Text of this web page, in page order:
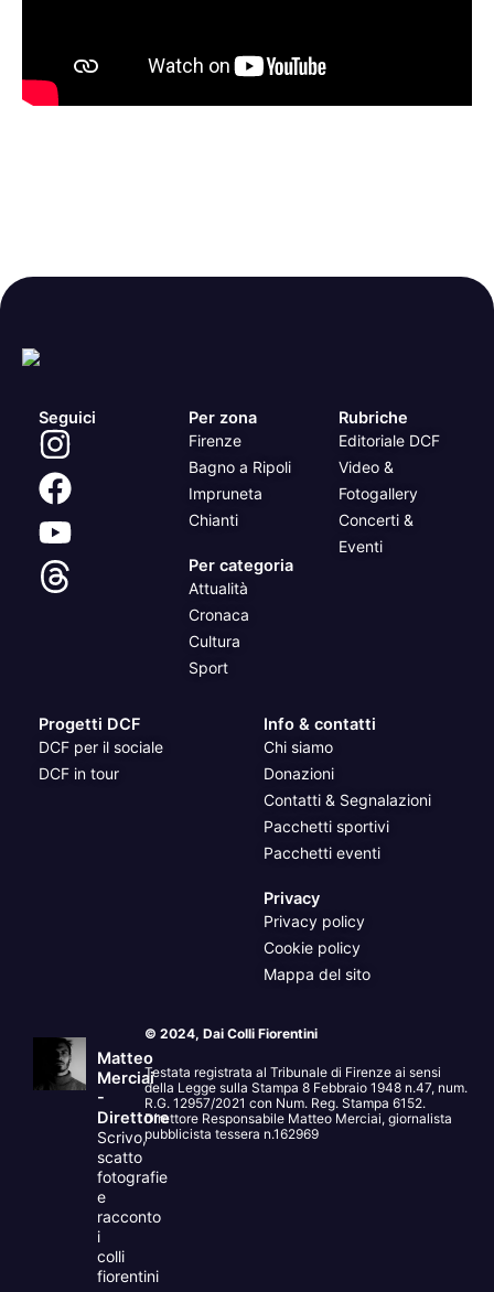
Seguici Per zona
Firenze
Bagno a Ripoli
Impruneta
Chianti
Per categoria
Attualità
Cronaca
Cultura
Sport
Rubriche
Editoriale DCF
Video &
Fotogallery
Concerti &
Eventi
Progetti DCF
DCF per il sociale
DCF in tour
Info & contatti
Chi siamo
Donazioni
Contatti & Segnalazioni
Pacchetti sportivi
Pacchetti eventi
Privacy
Privacy policy
Cookie policy
Mappa del sito
Matteo
Merciai
-
Direttore
Scrivo,
scatto
fotografie
e
racconto
i
colli
fiorentini
© 2024, Dai Colli Fiorentini
Testata registrata al Tribunale di Firenze ai sensi
della Legge sulla Stampa 8 Febbraio 1948 n.47, num.
R.G. 12957/2021 con Num. Reg. Stampa 6152.
Direttore Responsabile Matteo Merciai, giornalista
pubblicista tessera n.162969